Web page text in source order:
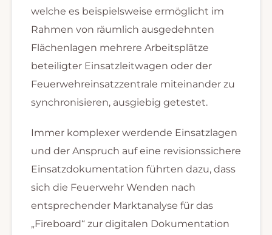
welche es beispielsweise ermöglicht im
Rahmen von räumlich ausgedehnten
Flächenlagen mehrere Arbeitsplätze
beteiligter Einsatzleitwagen oder der
Feuerwehreinsatzzentrale miteinander zu
synchronisieren, ausgiebig getestet.
Immer komplexer werdende Einsatzlagen
und der Anspruch auf eine revisionssichere
Einsatzdokumentation führten dazu, dass
sich die Feuerwehr Wenden nach
entsprechender Marktanalyse für das
„Fireboard“ zur digitalen Dokumentation